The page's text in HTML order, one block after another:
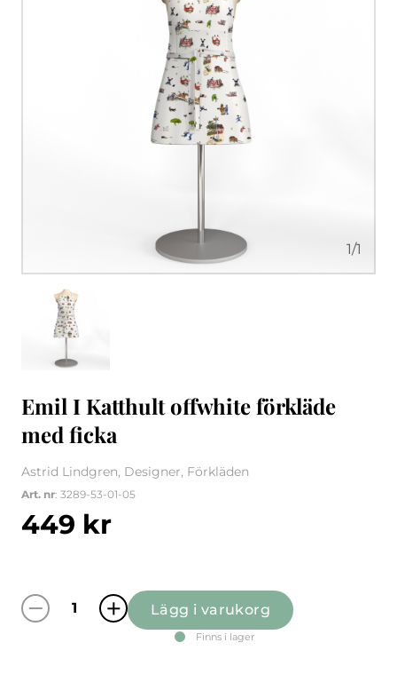
1/1
Emil I Katthult offwhite förkläde
med ficka
Astrid Lindgren, Designer, Förkläden
Art. nr: 3289-53-01-05
449 kr
Emil I Katthult offwhite förkläde med ficka
Lägg i varukorg
Finns i lager